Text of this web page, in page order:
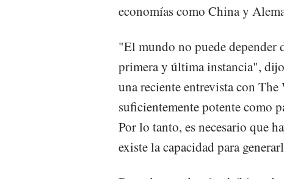
economías como China y
"El mundo no puede depender
primera y última instancia",
una reciente entrevista con
suficientemente potente como
Por lo tanto, es necesario que
existe la capacidad para